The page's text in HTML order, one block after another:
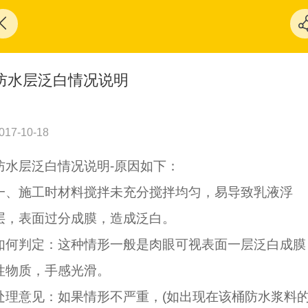
水层泛白情况说明
10-18
水层泛白情况说明-原因如下：
、施工时材料搅拌未充分搅拌均匀，易导致乳液浮
，表面过分成膜，造成泛白。
何判定：这种情形一般是肉眼可视表面一层泛白成膜
物质，手感光滑。
理意见：如果情形不严重，(如出现在该桶防水浆料